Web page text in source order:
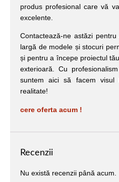
produs profesional care vă
excelente.
Contactează-ne astăzi
largă de modele și stocuri
și pentru a începe proiectul
exterioară. Cu
suntem aici să facem
realitate!
cere oferta acum !
Recenzii
Nu există recenzii până acum.